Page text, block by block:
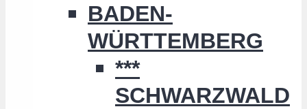
BADEN-
WÜRTTEMBERG
***
SCHWARZWALD